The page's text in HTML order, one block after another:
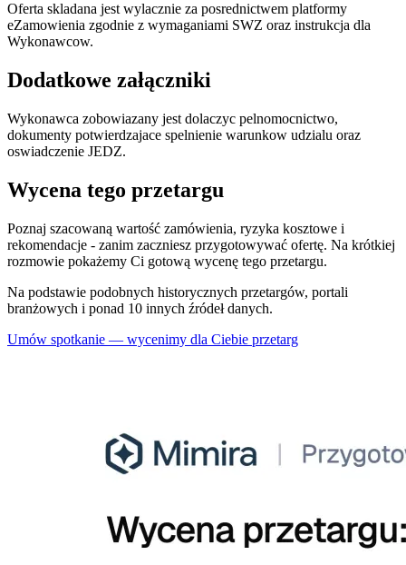
Oferta skladana jest wylacznie za posrednictwem platformy
eZamowienia zgodnie z wymaganiami SWZ oraz instrukcja dla
Wykonawcow.
Dodatkowe załączniki
Wykonawca zobowiazany jest dolaczyc pelnomocnictwo,
dokumenty potwierdzajace spelnienie warunkow udzialu oraz
oswiadczenie JEDZ.
Wycena tego przetargu
Poznaj szacowaną wartość zamówienia, ryzyka kosztowe i
rekomendacje - zanim zaczniesz przygotowywać ofertę. Na krótkiej
rozmowie pokażemy Ci gotową wycenę tego przetargu.
Na podstawie podobnych historycznych przetargów, portali
branżowych i ponad 10 innych źródeł danych.
Umów spotkanie — wycenimy dla Ciebie przetarg